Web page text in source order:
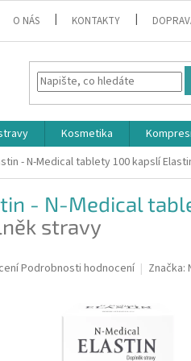
O NÁS KONTAKTY
Kosmetika
- N-Medical tablety 100 kapslí
- N-Medical
stravy
Podrobnosti hodnocení Značka: